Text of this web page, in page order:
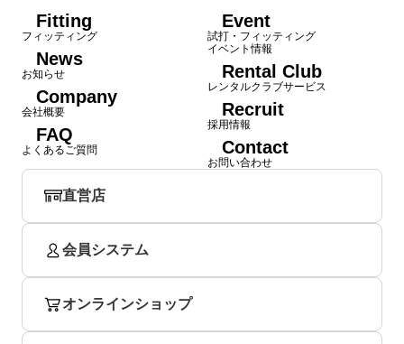
Fitting
フィッティング
News
お知らせ
Company
会社概要
FAQ
よくあるご質問
Event
試打・フィッティング
イベント情報
Rental Club
レンタルクラブサービス
Recruit
採用情報
Contact
お問い合わせ
直営店
会員システム
オンラインショップ